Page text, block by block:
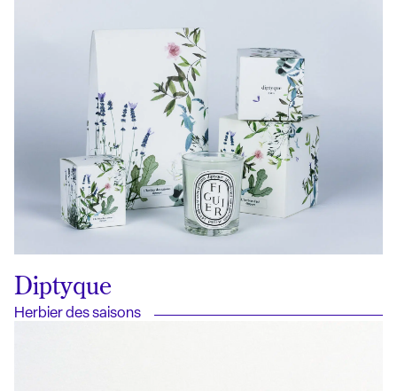
Diptyque
Herbier des saisons